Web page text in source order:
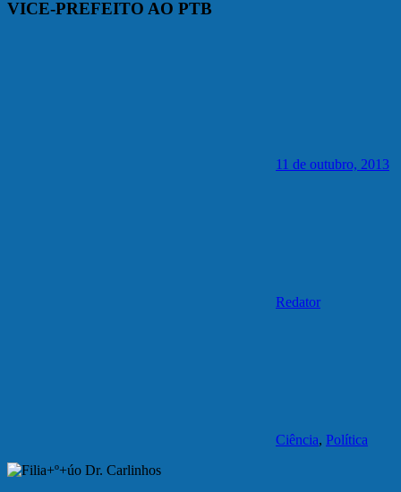
VICE-PREFEITO AO PTB
11 de outubro, 2013
Redator
Ciência, Política